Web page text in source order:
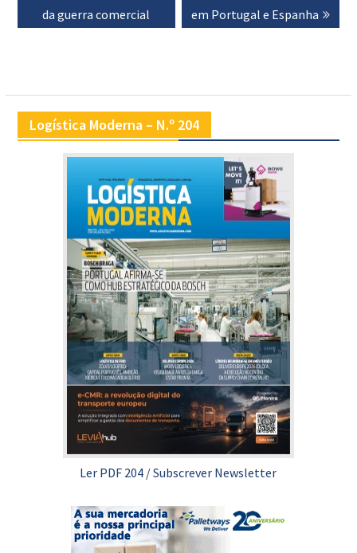
da guerra comercial
em Portugal e Espanha
Logística Moderna – N.º 204
Ler PDF 204 /Subscrever Newsletter